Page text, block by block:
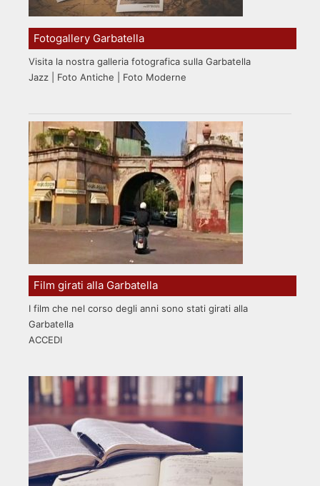
Fotogallery Garbatella
Visita la nostra galleria fotografica sulla Garbatella
Jazz | Foto Antiche | Foto Moderne
Film girati alla Garbatella
I film che nel corso degli anni sono stati girati alla
Garbatella
ACCEDI